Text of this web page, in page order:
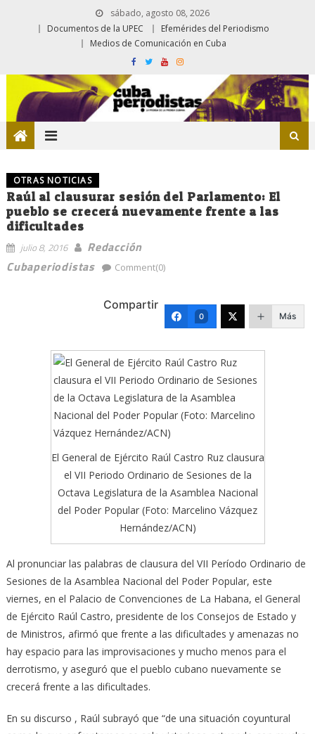
sábado, agosto 08, 2026
Documentos de la UPEC
Efemérides del Periodismo
Medios de Comunicación en Cuba
OTRAS NOTICIAS
Raúl al clausurar sesión del Parlamento: El
pueblo se crecerá nuevamente frente a las
dificultades
julio 8, 2016
Redacción
Cubaperiodistas
Comment(0)
Compartir
0 Más
El General de Ejército Raúl Castro Ruz clausura
el VII Periodo Ordinario de Sesiones de la
Octava Legislatura de la Asamblea Nacional
del Poder Popular (Foto: Marcelino Vázquez
Hernández/ACN)
Al pronunciar las palabras de clausura del VII Período Ordinario de
Sesiones de la Asamblea Nacional del Poder Popular, este
viernes, en el Palacio de Convenciones de La Habana, el General
de Ejército Raúl Castro, presidente de los Consejos de Estado y
de Ministros, afirmó que frente a las dificultades y amenazas no
hay espacio para las improvisaciones y mucho menos para el
derrotismo, y aseguró que el pueblo cubano nuevamente se
crecerá frente a las dificultades.
En su discurso , Raúl subrayó que “de una situación coyuntural